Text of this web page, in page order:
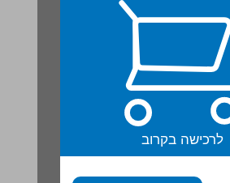
לרכישה בקרוב